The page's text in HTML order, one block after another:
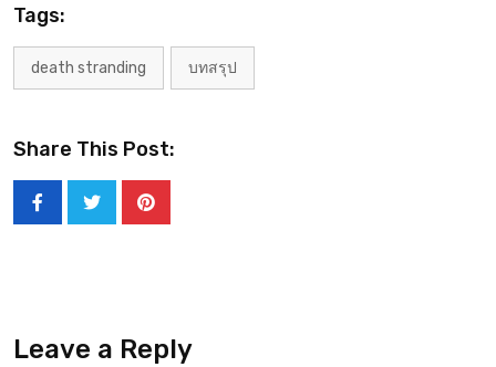
Tags:
death stranding บทสรุป
Share This Post:
Leave a Reply